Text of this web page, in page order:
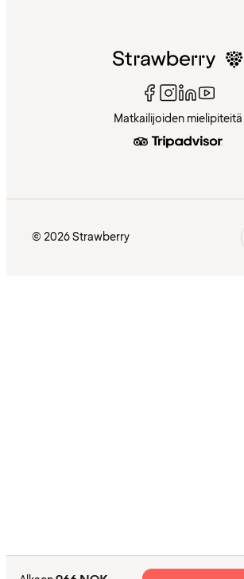
Matkailijoiden mielipiteitä
© 2026 Strawberry